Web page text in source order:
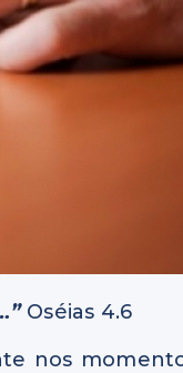
Oséias 4.6
nos